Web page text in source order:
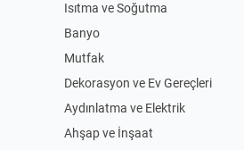
Isıtma ve Soğutma
Banyo
Mutfak
Dekorasyon ve Ev Gereçleri
Aydınlatma ve Elektrik
Ahşap ve İnşaat